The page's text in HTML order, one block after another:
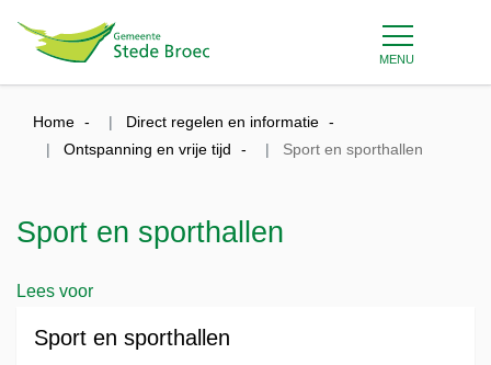
MENU
Home
Direct regelen en informatie
Ontspanning en vrije tijd
Sport en sporthallen
Sport en sporthallen
Lees voor
Sport en sporthallen